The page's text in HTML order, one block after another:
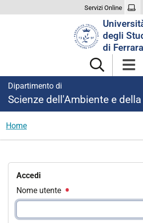
Servizi Online
degli
di Ferrara
Dipartimento di
Scienze dell'Ambiente e
Home
Accedi
Nome utente